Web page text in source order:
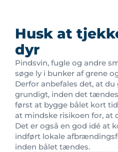
Husk at
dyr
Pindsvin, fugle og andre
søge ly i bunker af grene
Derfor anbefales det, at
grundigt, inden det
først at bygge bålet kort
at mindske risikoen for, at
Det er også en god idé at
indført lokale
inden bålet tændes.